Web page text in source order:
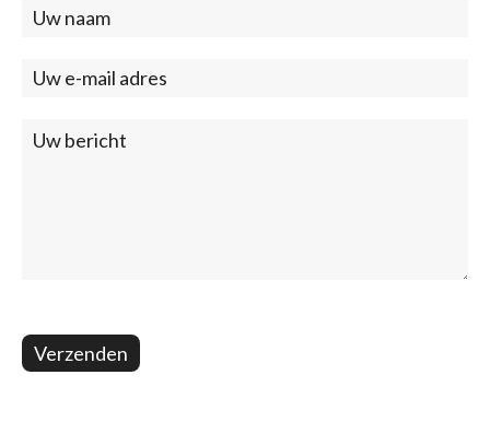
Contact
Verzenden